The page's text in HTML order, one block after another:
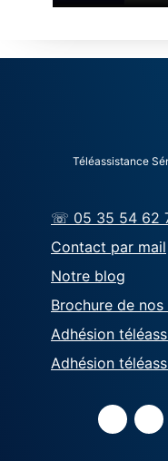
Téléassistance
☏ 05 35 54 62
Contact par mail
Notre blog
Brochure de
Adhésion
Adhésion